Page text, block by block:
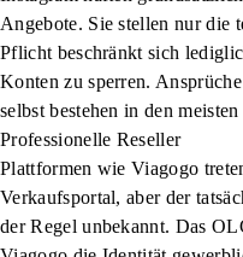
Angebote. Sie stellen nur die
Pflicht beschränkt sich
Konten zu sperren.
selbst bestehen in den
Professionelle Reseller
Plattformen wie Viagogo
Verkaufsportal, aber der
der Regel unbekannt. Das